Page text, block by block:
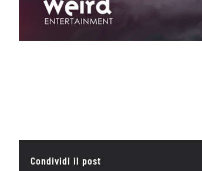
Condividi il post